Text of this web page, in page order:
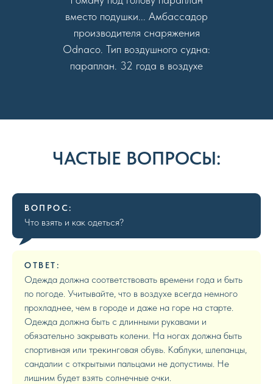
вместо подушки... Амбассадор
производителя снаряжения
Odnaco. Тип воздушного судна:
параплан. 32 года в воздухе
ЧАСТЫЕ ВОПРОСЫ:
ВОПРОС:
Что взять и как одеться?
ОТВЕТ:
Одежда должна соответствовать времени года и быть
по погоде. Учитывайте, что в воздухе всегда немного
прохладнее, чем в городе и даже на горе на старте.
Одежда должна быть с длинными рукавами и
обязательно закрывать колени. На ногах должна быть
спортивная или трекинговая обувь. Каблуки, шлепанцы,
сандалии с открытыми пальцами не допустимы. Не
лишним будет взять солнечные очки.